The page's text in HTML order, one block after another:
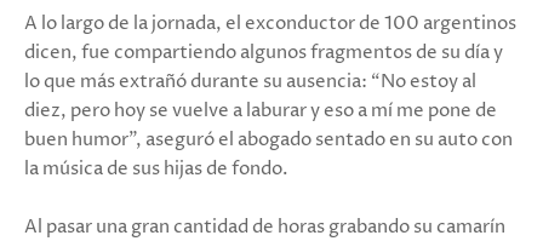
A lo largo de la jornada, el exconductor de 100 argentinos
dicen, fue compartiendo algunos fragmentos de su día y
lo que más extrañó durante su ausencia: “No estoy al
diez, pero hoy se vuelve a laburar y eso a mí me pone de
buen humor”, aseguró el abogado sentado en su auto con
la música de sus hijas de fondo.
Al pasar una gran cantidad de horas grabando su camarín